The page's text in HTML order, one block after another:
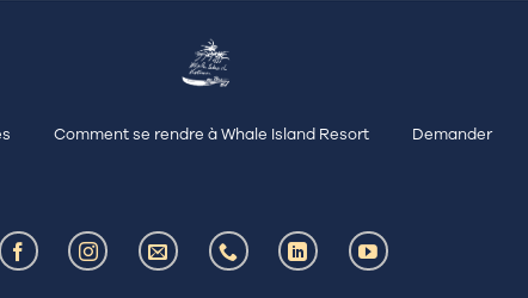
Comment se rendre à Whale Island Resort Demander